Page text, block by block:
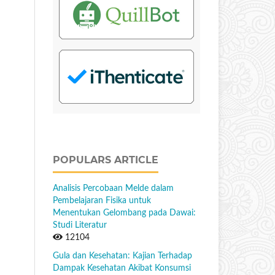
POPULARS ARTICLE
Analisis Percobaan Melde dalam
Pembelajaran Fisika untuk
Menentukan Gelombang pada Dawai:
Studi Literatur
12104
Gula dan Kesehatan: Kajian Terhadap
Dampak Kesehatan Akibat Konsumsi